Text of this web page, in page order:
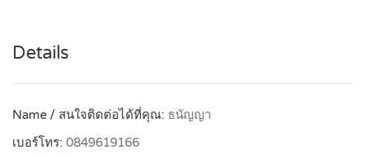
Details
Name / สนใจติดต่อได้ที่คุณ: ธนัญญา
เบอร์โทร: 0849619166